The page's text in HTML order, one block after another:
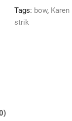
Tags: bow, Karen
strik